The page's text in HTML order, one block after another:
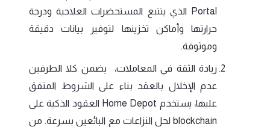
Portal الذي يتتبع المستحضرات العلاجية ودرجة
حرارتها وأماكن تخزينها لتوفير بيانات دقيقة
وموثوقة.
زيادة الثقة في المعاملات، يضمن كلا الطرفين
عدم الإخلال بالعقد بناء على الشروط المتفق
عليها، يستخدم Home Depot العقود الذكية على
blockchain لحل النزاعات مع البائعين بسرعة. من